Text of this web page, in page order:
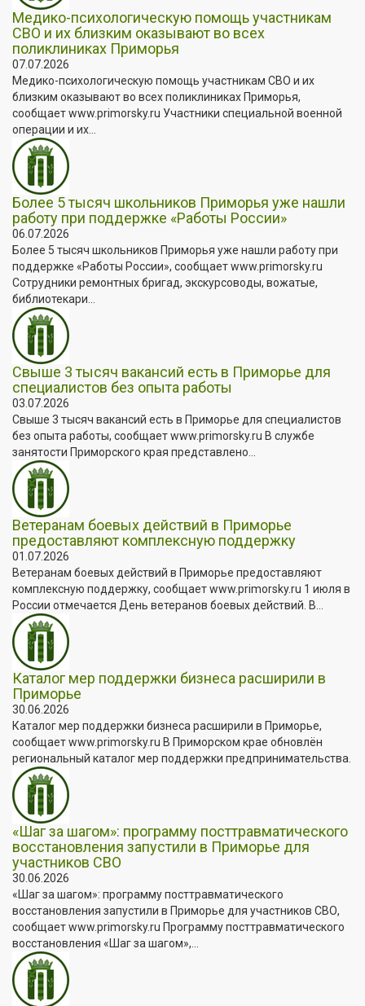
Медико-психологическую помощь участникам
СВО и их близким оказывают во всех
поликлиниках Приморья
07.07.2026
Медико-психологическую помощь участникам СВО и их
близким оказывают во всех поликлиниках Приморья,
сообщает www.primorsky.ru Участники специальной военной
операции и их...
Более 5 тысяч школьников Приморья уже нашли
работу при поддержке «Работы России»
06.07.2026
Более 5 тысяч школьников Приморья уже нашли работу при
поддержке «Работы России», сообщает www.primorsky.ru
Сотрудники ремонтных бригад, экскурсоводы, вожатые,
библиотекари...
Свыше 3 тысяч вакансий есть в Приморье для
специалистов без опыта работы
03.07.2026
Свыше 3 тысяч вакансий есть в Приморье для специалистов
без опыта работы, сообщает www.primorsky.ru В службе
занятости Приморского края представлено...
Ветеранам боевых действий в Приморье
предоставляют комплексную поддержку
01.07.2026
Ветеранам боевых действий в Приморье предоставляют
комплексную поддержку, сообщает www.primorsky.ru 1 июля в
России отмечается День ветеранов боевых действий. В...
Каталог мер поддержки бизнеса расширили в
Приморье
30.06.2026
Каталог мер поддержки бизнеса расширили в Приморье,
сообщает www.primorsky.ru В Приморском крае обновлён
региональный каталог мер поддержки предпринимательства.
«Шаг за шагом»: программу посттравматического
восстановления запустили в Приморье для
участников СВО
30.06.2026
«Шаг за шагом»: программу посттравматического
восстановления запустили в Приморье для участников СВО,
сообщает www.primorsky.ru Программу посттравматического
восстановления «Шаг за шагом»,...